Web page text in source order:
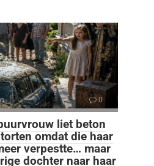
0
liet beton
omdat die haar
verpestte… maar
dochter naar haar